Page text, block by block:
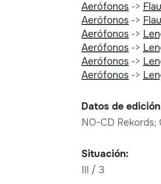
Aerófonos ->
Aerófonos ->
Aerófonos ->
Aerófonos ->
Aerófonos ->
Aerófonos ->
Datos de
NO-CD Rekords;
Situación:
III / 3